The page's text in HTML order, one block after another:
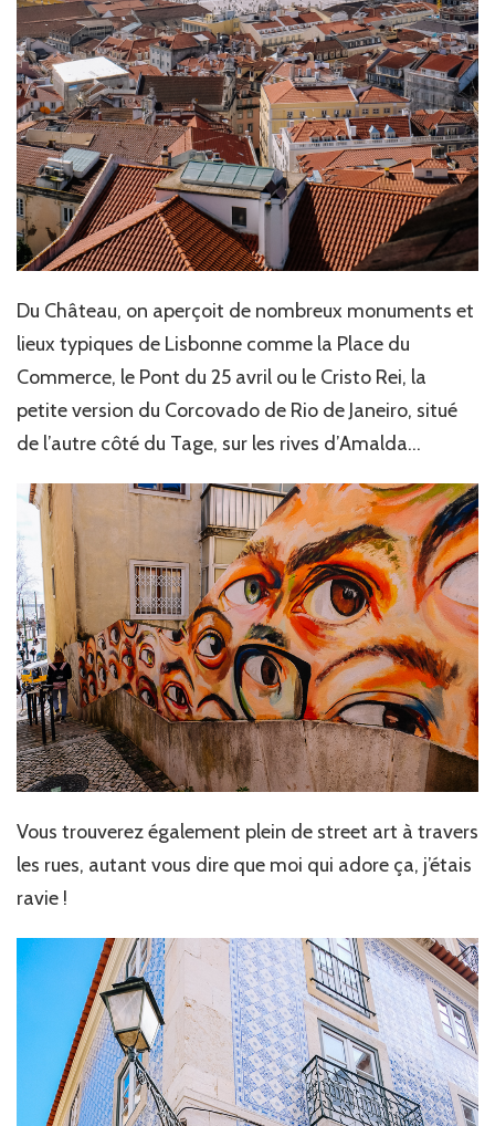
Du Château, on aperçoit de nombreux monuments et
lieux typiques de Lisbonne comme la Place du
Commerce, le Pont du 25 avril ou le Cristo Rei, la
petite version du Corcovado de Rio de Janeiro, situé
de l’autre côté du Tage, sur les rives d’Amalda…
Vous trouverez également plein de street art à travers
les rues, autant vous dire que moi qui adore ça, j’étais
ravie !